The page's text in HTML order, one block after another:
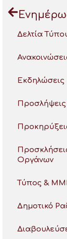
Δελτία
Εκδηλώσεις
Οργάνων
Τύπος &
Δημοτικό